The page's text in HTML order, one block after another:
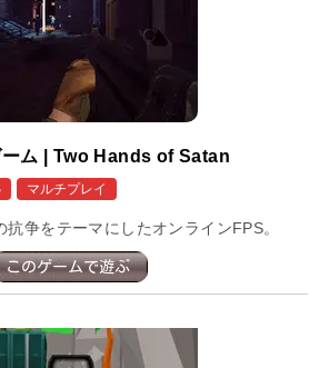
ム | Two Hands of Satan
マルチプレイ
争をテーマにしたオンラインFPS。